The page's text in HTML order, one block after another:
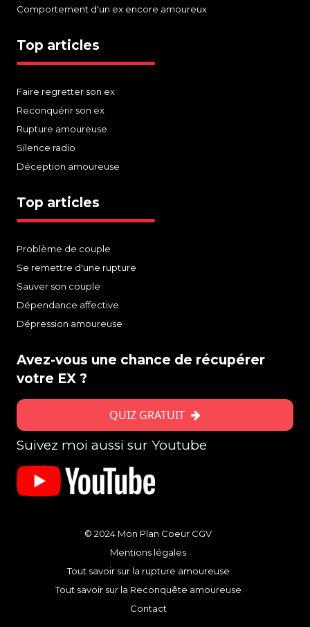
Comportement d'un ex encore amoureux
Top articles
Faire regretter son ex
Reconquérir son ex
Rupture amoureuse
Silence radio
Déception amoureuse
Top articles
Problème de couple
Se remettre d'une rupture
Sauver son couple
Dépendance affective
Dépression amoureuse
Avez-vous une chance de récupérer
votre EX ?
QUIZ GRATUIT
Suivez moi aussi sur Youtube
© 2024 Mon Plan Coeur CGV
Mentions légales
Tout savoir sur la rupture amoureuse
Tout savoir sur la Reconquête amoureuse
Contact